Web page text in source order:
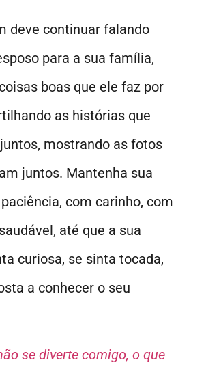
deve continuar falando
para a sua família,
boas que ele faz por
as histórias que
mostrando as fotos
juntos. Mantenha sua
com carinho, com
até que a sua
curiosa, se sinta tocada,
a conhecer o seu
se diverte comigo, o que